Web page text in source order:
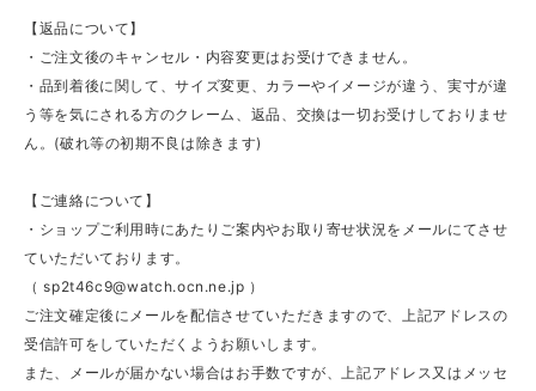
【返品について】
・ご注文後のキャンセル・内容変更はお受けできません。
・品到着後に関して、サイズ変更、カラーやイメージが違う、実寸が違
う等を気にされる方のクレーム、返品、交換は一切お受けしておりませ
ん。(破れ等の初期不良は除きます)
【ご連絡について】
・ショップご利用時にあたりご案内やお取り寄せ状況をメールにてさせ
ていただいております。
（sp2t46c9@watch.ocn.ne.jp ）
ご注文確定後にメールを配信させていただきますので、上記アドレスの
受信許可をしていただくようお願いします。
また、メールが届かない場合はお手数ですが、上記アドレス又はメッセ